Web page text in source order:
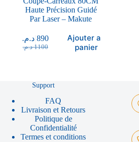
Haute Précision Guidé
Par Laser – Makute
1100 د.م.
890 د.م.
Ajouter au
panier
Support
FAQ
Livraison et Retours
Politique de
Confidentialité
Termes et conditions